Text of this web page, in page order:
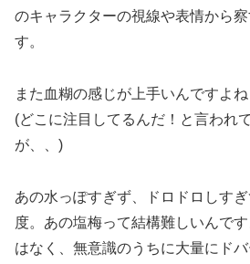
のキャラクターの視線や表情から
す。
また血糊の感じが上手いんですよね
(どこに注目してるんだ！と言われ
が、、)
あの水っぽすぎず、ドロドロしす
度。あの塩梅って結構難しいんで
はなく、無意識のうちに大量にド